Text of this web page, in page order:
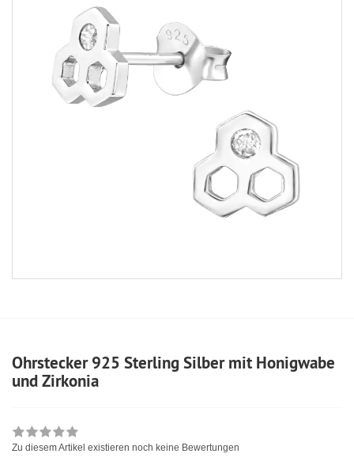
Ohrstecker 925 Sterling Silber mit Honigwabe
und Zirkonia
Zu diesem Artikel existieren noch keine Bewertungen